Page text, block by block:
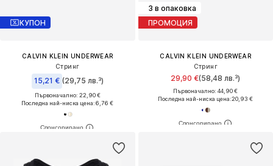
КУПОН
CALVIN KLEIN UNDERWEAR
Стринг
15,21 € (29,75 лв.³)
Първоначално: 22,90 €
Последна най-ниска цена:6,76 €
3 в опаковка
ПРОМОЦИЯ
CALVIN KLEIN UNDERWEAR
Стринг
29,90 €(58,48 лв.³)
Първоначално: 44,90 €
Последна най-ниска цена:20,93 €